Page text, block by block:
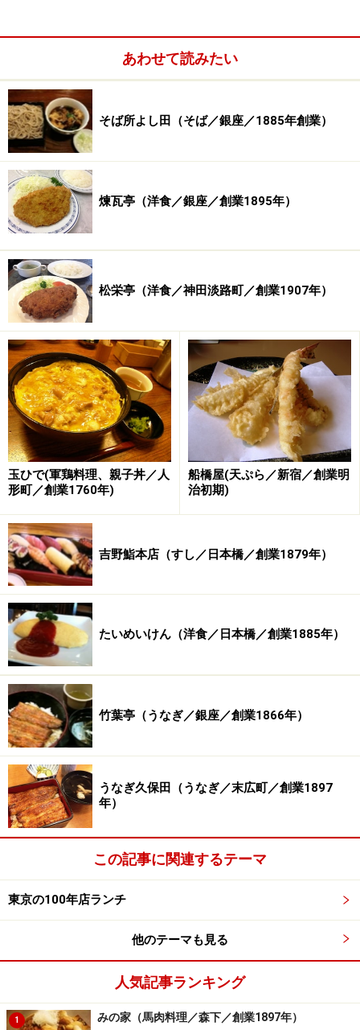
日露戦争へも影響を与えた出来事です。また、八甲田山
の雪中遭難事件、今の江ノ島電鉄開業、初の私立大学と
して早稲田大学の開校式などの史実が残っています。
日本最低気温として今なお残っている北海道・旭川のマ
イナス41℃が記録されたのもこの年のこと。アメリカ・
ロサンゼルスで初の映画館が誕生した同年、「日本ばし
やぶ久」もその歴史をスタートさせています。
では、お江戸日本橋で4代100年以上営業を続けるそば店
※記事内容は執筆時点のものです。最新の内容をご確認くださ
い。
※メニューや料金などのデータは、取材時または記事公開時点で
の内容です。
/2 次のページへ
あわせて読みたい
そば所よし田（そば／銀座／1885年創業）
煉瓦亭（洋食／銀座／創業1895年）
松栄亭（洋食／神田淡路町／創業1907年）
玉ひで(軍鶏料理、親子丼／人
形町／創業1760年)
船橋屋(天ぷら／新宿／創業明
治初期)
吉野鮨本店（すし／日本橋／創業1879年）
たいめいけん（洋食／日本橋／創業1885年）
竹葉亭（うなぎ／銀座／創業1866年）
うなぎ久保田（うなぎ／末広町／創業1897
年）
この記事に関連するテーマ
東京の100年店ランチ
他のテーマも見る
人気記事ランキング
1 みの家（馬肉料理／森下／創業1897年）